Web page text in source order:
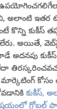
అలాంటి ఇతర
కుకీస్‌
అయితే,
అదనపు
కుకీస్,
గ్లోబల్